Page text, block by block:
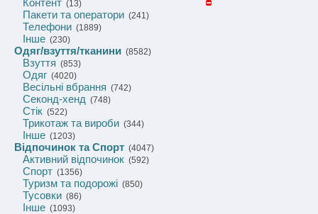
Контент (13)
Пакети та оператори (241)
Телефони (1889)
Інше (230)
Одяг/взуття/тканини (8582)
Взуття (853)
Одяг (4020)
Весільні вбрання (742)
Секонд-хенд (748)
Стік (522)
Трикотаж та вироби (344)
Інше (1203)
Відпочинок та Спорт (4047)
Активний відпочинок (592)
Спорт (1356)
Туризм та подорожі (850)
Тусовки (86)
Інше (1093)